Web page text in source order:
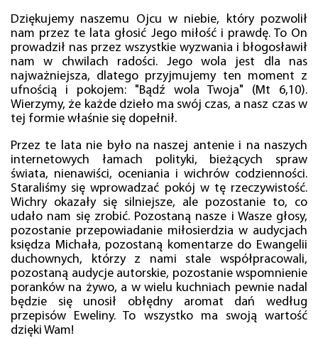
Dziękujemy naszemu Ojcu w niebie, który pozwolił
nam przez te lata głosić Jego miłość i prawdę. To On
prowadził nas przez wszystkie wyzwania i błogosławił
nam w chwilach radości. Jego wola jest dla nas
najważniejsza, dlatego przyjmujemy ten moment z
ufnością i pokojem: "Bądź wola Twoja" (Mt 6,10).
Wierzymy, że każde dzieło ma swój czas, a nasz czas w
tej formie właśnie się dopełnił.
Przez te lata nie było na naszej antenie i na naszych
internetowych łamach polityki, bieżących spraw
świata, nienawiści, oceniania i wichrów codzienności.
Staraliśmy się wprowadzać pokój w tę rzeczywistość.
Wichry okazały się silniejsze, ale pozostanie to, co
udało nam się zrobić. Pozostaną nasze i Wasze głosy,
pozostanie przepowiadanie miłosierdzia w audycjach
księdza Michała, pozostaną komentarze do Ewangelii
duchownych, którzy z nami stale współpracowali,
pozostaną audycje autorskie, pozostanie wspomnienie
poranków na żywo, a w wielu kuchniach pewnie nadal
będzie się unosił obłędny aromat dań według
przepisów Eweliny. To wszystko ma swoją wartość
dzięki Wam!